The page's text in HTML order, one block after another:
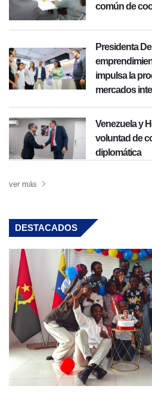
común de
Presidenta
impulsa la
mercados
Venezuela y
voluntad de
diplomática
ver más
DESTACADOS